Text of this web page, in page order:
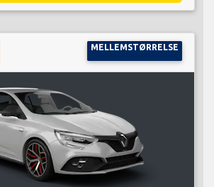
MELLEMSTØRRELSE